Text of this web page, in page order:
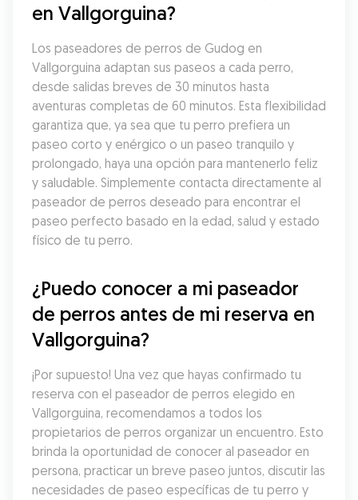
en Vallgorguina?
Los paseadores de perros de Gudog en
Vallgorguina adaptan sus paseos a cada perro,
desde salidas breves de 30 minutos hasta
aventuras completas de 60 minutos. Esta flexibilidad
garantiza que, ya sea que tu perro prefiera un
paseo corto y enérgico o un paseo tranquilo y
prolongado, haya una opción para mantenerlo feliz
y saludable. Simplemente contacta directamente al
paseador de perros deseado para encontrar el
paseo perfecto basado en la edad, salud y estado
físico de tu perro.
¿Puedo conocer a mi paseador
de perros antes de mi reserva en
Vallgorguina?
¡Por supuesto! Una vez que hayas confirmado tu
reserva con el paseador de perros elegido en
Vallgorguina, recomendamos a todos los
propietarios de perros organizar un encuentro. Esto
brinda la oportunidad de conocer al paseador en
persona, practicar un breve paseo juntos, discutir las
necesidades de paseo específicas de tu perro y